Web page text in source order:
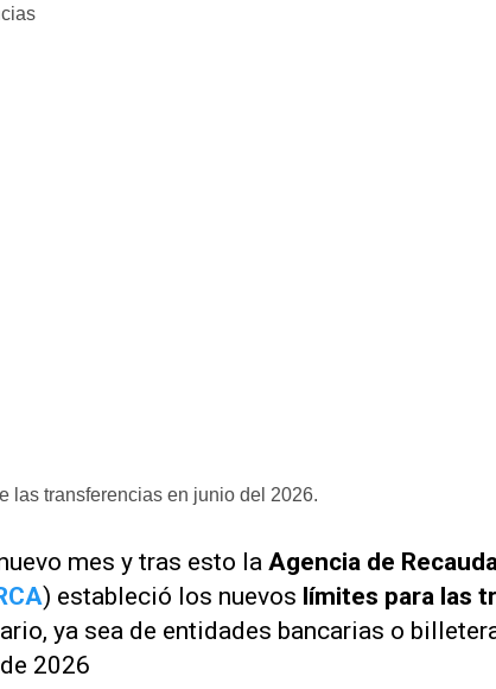
las transferencias en junio del 2026.
mes y tras esto la Agencia de
) estableció los nuevos límites para las
ya sea de entidades bancarias o
de 2026